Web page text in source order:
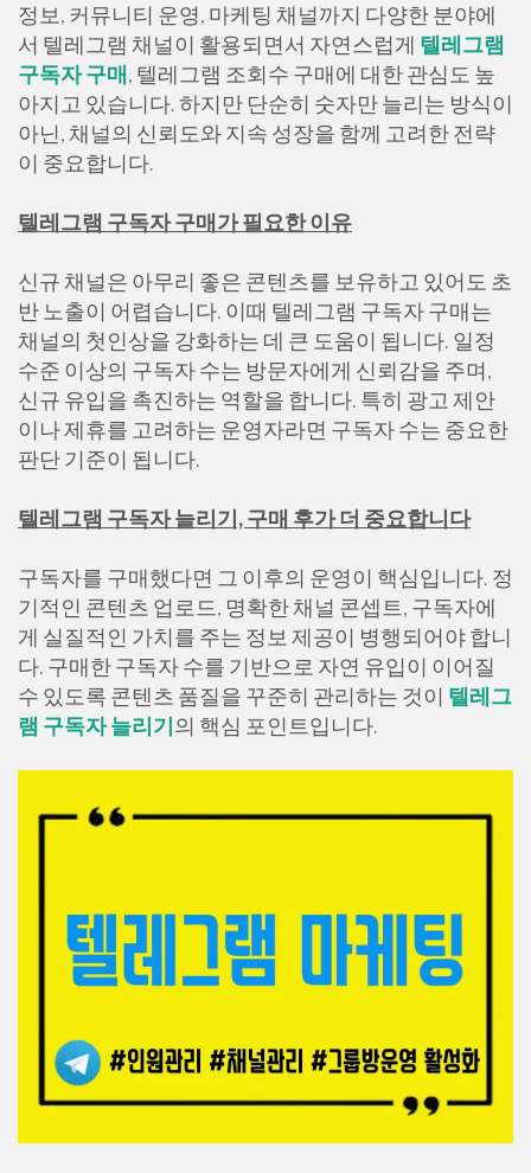
정보, 커뮤니티 운영, 마케팅 채널까지 다양한 분야에
서 텔레그램 채널이 활용되면서 자연스럽게 텔레그램
구독자 구매, 텔레그램 조회수 구매에 대한 관심도 높
아지고 있습니다. 하지만 단순히 숫자만 늘리는 방식이
아닌, 채널의 신뢰도와 지속 성장을 함께 고려한 전략
이 중요합니다.
텔레그램 구독자 구매가 필요한 이유
신규 채널은 아무리 좋은 콘텐츠를 보유하고 있어도 초
반 노출이 어렵습니다. 이때 텔레그램 구독자 구매는
채널의 첫인상을 강화하는 데 큰 도움이 됩니다. 일정
수준 이상의 구독자 수는 방문자에게 신뢰감을 주며,
신규 유입을 촉진하는 역할을 합니다. 특히 광고 제안
이나 제휴를 고려하는 운영자라면 구독자 수는 중요한
판단 기준이 됩니다.
텔레그램 구독자 늘리기, 구매 후가 더 중요합니다
구독자를 구매했다면 그 이후의 운영이 핵심입니다. 정
기적인 콘텐츠 업로드, 명확한 채널 콘셉트, 구독자에
게 실질적인 가치를 주는 정보 제공이 병행되어야 합니
다. 구매한 구독자 수를 기반으로 자연 유입이 이어질
수 있도록 콘텐츠 품질을 꾸준히 관리하는 것이 텔레그
램 구독자 늘리기의 핵심 포인트입니다.